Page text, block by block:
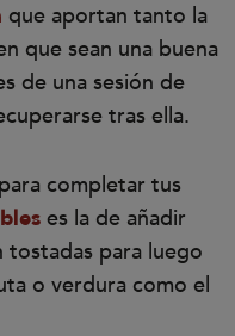
que aportan tanto la
que sean una buena
de una sesión de
tras ella.
completar tus
es la de añadir
tostadas para luego
o verdura como el